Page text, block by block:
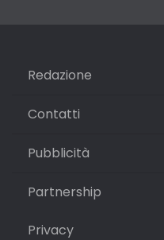
Redazione
Contatti
Pubblicità
Partnership
Privacy